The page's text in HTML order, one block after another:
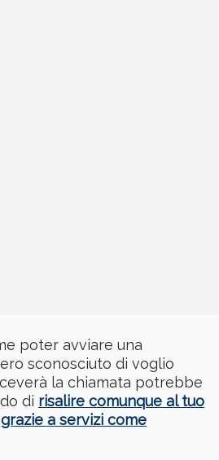
poter avviare una
sconosciuto di voglio
la chiamata potrebbe
di risalire comunque al tuo
a servizi come